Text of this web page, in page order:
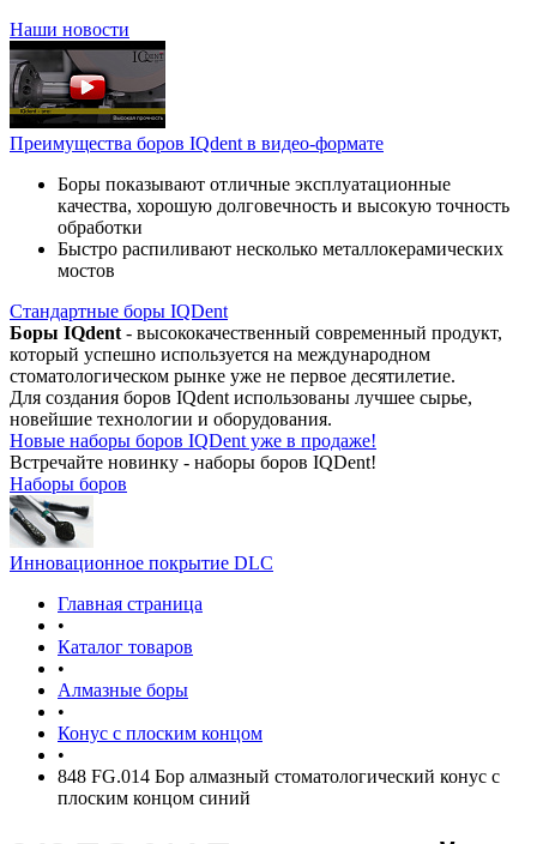
Наши новости
Преимущества боров IQdent в видео-формате
Боры показывают отличные эксплуатационные
качества, хорошую долговечность и высокую точность
обработки
Быстро распиливают несколько металлокерамических
мостов
Стандартные боры IQDent
Боры IQdent - высококачественный современный продукт,
который успешно используется на международном
стоматологическом рынке уже не первое десятилетие.
Для создания боров IQdent использованы лучшее сырье,
новейшие технологии и оборудования.
Новые наборы боров IQDent уже в продаже!
Встречайте новинку - наборы боров IQDent!
Наборы боров
Инновационное покрытие DLC
Главная страница
•
Каталог товаров
•
Алмазные боры
•
Конус с плоским концом
•
848 FG.014 Бор алмазный стоматологический конус с
плоским концом синий